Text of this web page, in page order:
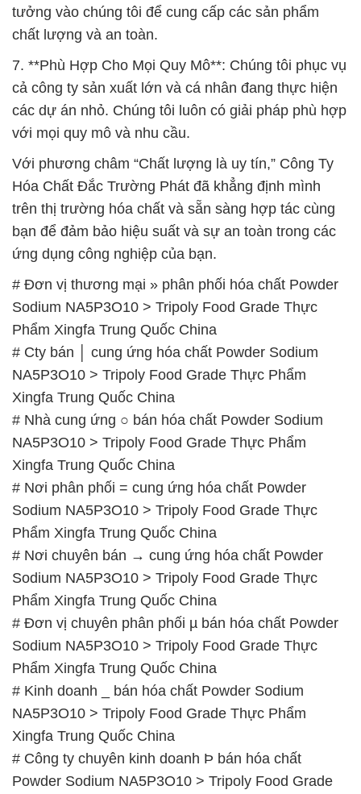
tưởng vào chúng tôi để cung cấp các sản phẩm
chất lượng và an toàn.
7. **Phù Hợp Cho Mọi Quy Mô**: Chúng tôi phục vụ
cả công ty sản xuất lớn và cá nhân đang thực hiện
các dự án nhỏ. Chúng tôi luôn có giải pháp phù hợp
với mọi quy mô và nhu cầu.
Với phương châm “Chất lượng là uy tín,” Công Ty
Hóa Chất Đắc Trường Phát đã khẳng định mình
trên thị trường hóa chất và sẵn sàng hợp tác cùng
bạn để đảm bảo hiệu suất và sự an toàn trong các
ứng dụng công nghiệp của bạn.
# Đơn vị thương mại » phân phối hóa chất Powder
Sodium NA5P3O10 > Tripoly Food Grade Thực
Phẩm Xingfa Trung Quốc China
# Cty bán │ cung ứng hóa chất Powder Sodium
NA5P3O10 > Tripoly Food Grade Thực Phẩm
Xingfa Trung Quốc China
# Nhà cung ứng ○ bán hóa chất Powder Sodium
NA5P3O10 > Tripoly Food Grade Thực Phẩm
Xingfa Trung Quốc China
# Nơi phân phối = cung ứng hóa chất Powder
Sodium NA5P3O10 > Tripoly Food Grade Thực
Phẩm Xingfa Trung Quốc China
# Nơi chuyên bán → cung ứng hóa chất Powder
Sodium NA5P3O10 > Tripoly Food Grade Thực
Phẩm Xingfa Trung Quốc China
# Đơn vị chuyên phân phối µ bán hóa chất Powder
Sodium NA5P3O10 > Tripoly Food Grade Thực
Phẩm Xingfa Trung Quốc China
# Kinh doanh _ bán hóa chất Powder Sodium
NA5P3O10 > Tripoly Food Grade Thực Phẩm
Xingfa Trung Quốc China
# Công ty chuyên kinh doanh Þ bán hóa chất
Powder Sodium NA5P3O10 > Tripoly Food Grade